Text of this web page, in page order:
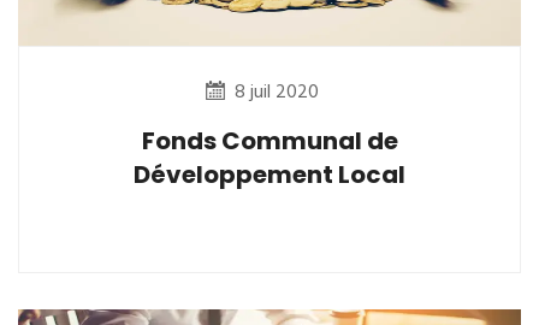
8 juil 2020
Fonds Communal de
Développement Local